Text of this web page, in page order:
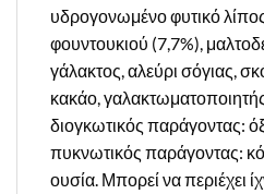
υδρογονωμένο φυτικό
φουντουκιού (7,7%),
γάλακτος, αλεύρι σόγιας,
κακάο,
διογκωτικός παράγοντας:
πυκνωτικός παράγοντας:
ουσία. Μπορεί να περιέχει